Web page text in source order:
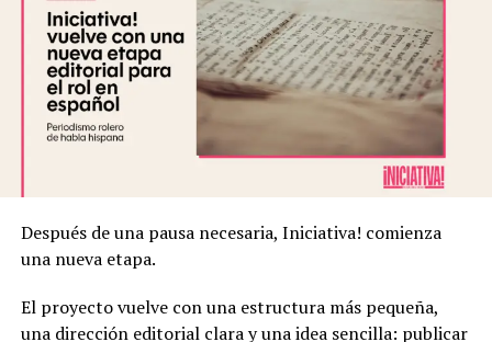
Desafíos y aprendizajes
parte técnica fue un dolor de cabeza al principio. Mis
Después de una pausa necesaria, Iniciativa! comienza
una nueva etapa.
El proyecto vuelve con una estructura más pequeña,
una dirección editorial clara y una idea sencilla: publicar